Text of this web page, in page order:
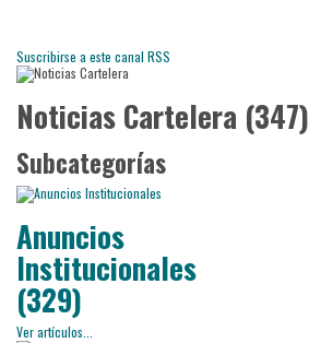
Suscribirse a este canal RSS
Noticias Cartelera (347)
Subcategorías
Anuncios
Institucionales
(329)
Ver artículos...